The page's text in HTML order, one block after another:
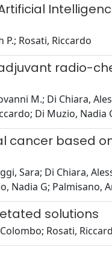
Rosati, Riccardo
radio-
M.; Di Chiara,
Di Muzio, Nadia
based
Sara; Di Chiara,
Nadia G; Palmisano,
solutions
Rosati,